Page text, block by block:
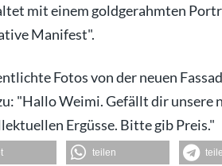
mit einem goldgerahmten
Manifest".
Fotos von der neuen
"Hallo Weimi. Gefällt dir unsere
Ergüsse. Bitte gib Preis."
teilen